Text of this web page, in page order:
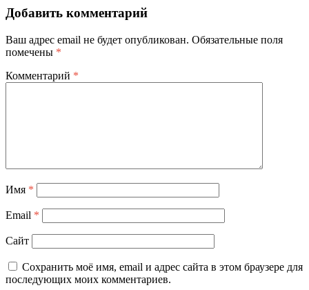
Добавить комментарий
Ваш адрес email не будет опубликован. Обязательные поля
помечены *
Комментарий *
Имя *
Email *
Сайт
Сохранить моё имя, email и адрес сайта в этом браузере для
последующих моих комментариев.